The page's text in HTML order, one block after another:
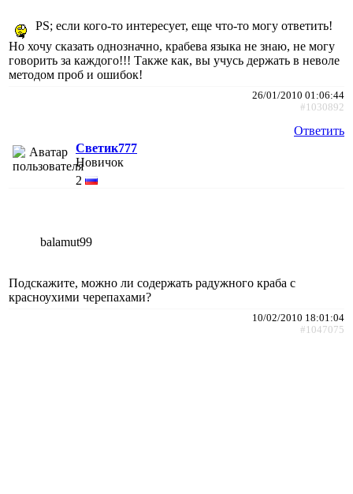
PS; если кого-то интересует, еще что-то могу ответить!
Но хочу сказать однозначно, крабева языка не знаю, не могу
говорить за каждого!!! Также как, вы учусь держать в неволе
методом проб и ошибок!
26/01/2010 01:06:44
#1030892
Ответить
Светик777
Новичок
2
balamut99
Подскажите, можно ли содержать радужного краба с
красноухими черепахами?
10/02/2010 18:01:04
#1047075